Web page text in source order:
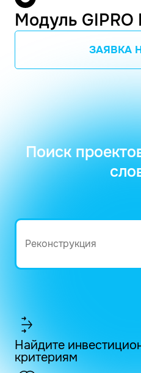
Модуль GIPRO
ЗАЯВКА
Поиск
Найдите
критериям